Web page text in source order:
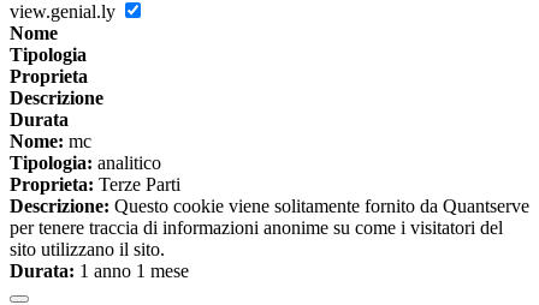
view.genial.ly
Nome
Tipologia
Proprieta
Descrizione
Durata
Nome: mc
Tipologia: analitico
Proprieta: Terze Parti
Descrizione: Questo cookie viene solitamente fornito da Quantserve
per tenere traccia di informazioni anonime su come i visitatori del
sito utilizzano il sito.
Durata: 1 anno 1 mese